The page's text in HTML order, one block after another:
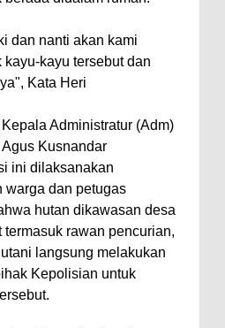
dan nanti akan kami
kayu tersebut dan
Kata Heri
Administratur (Adm)
Kusnandar
ini dilaksanakan
warga dan petugas
hutan dikawasan desa
rawan pencurian,
langsung melakukan
Kepolisian untuk